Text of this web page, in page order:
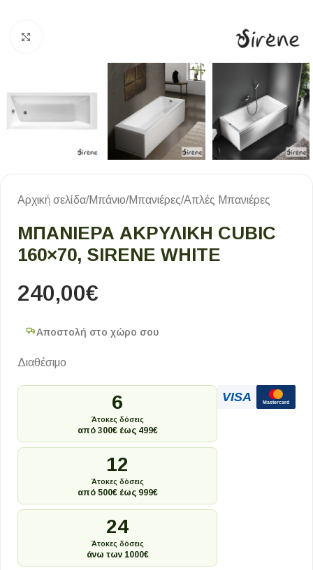
Αρχική σελίδα/Μπάνιο/Μπανιέρες/Απλές Μπανιέρες
ΜΠΑΝΙΈΡΑ ΑΚΡΥΛΙΚΉ CUBIC
160×70, SIRENE WHITE
240,00€
Αποστολή στο χώρο σου
Διαθέσιμο
6
Άτοκες δόσεις
από 300€ έως 499€
12
Άτοκες δόσεις
από 500€ έως 999€
24
Άτοκες δόσεις
άνω των 1000€
VISA Mastercard